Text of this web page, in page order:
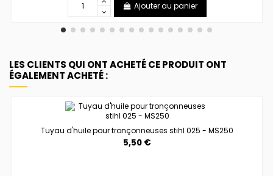
Ajouter au panier
LES CLIENTS QUI ONT ACHETÉ CE PRODUIT ONT
ÉGALEMENT ACHETÉ :
Tuyau d'huile pour tronçonneuses stihl 025 - MS250
5,50 €